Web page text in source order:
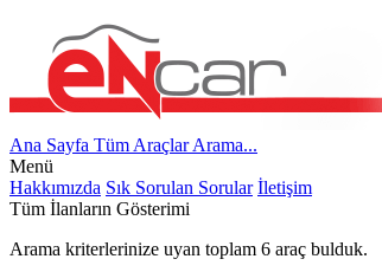
Ana Sayfa Tüm AraçlarArama...
Menü
Hakkımızda Sık Sorulan Sorular İletişim
Tüm İlanların Gösterimi
Arama kriterlerinize uyan toplam 6 araç bulduk.